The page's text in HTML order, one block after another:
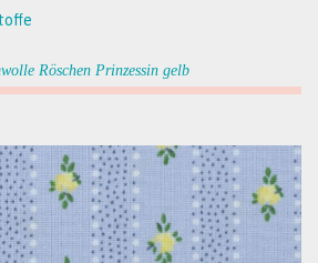
Röschen Prinzessin gelb